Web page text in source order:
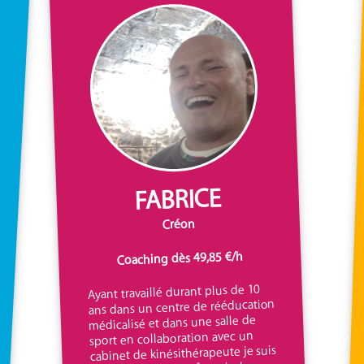
FABRICE
Créon
Coaching dès 49,85 €/h
Ayant travaillé durant plus de 10
ans dans un centre de rééducation
médicalisé et dans une salle de
sport en collaboration avec un
cabinet de kinésithérapeute je suis